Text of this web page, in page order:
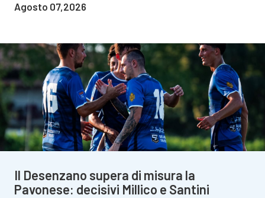
Agosto 07,2026
Il Desenzano supera di misura la
Pavonese: decisivi Millico e Santini